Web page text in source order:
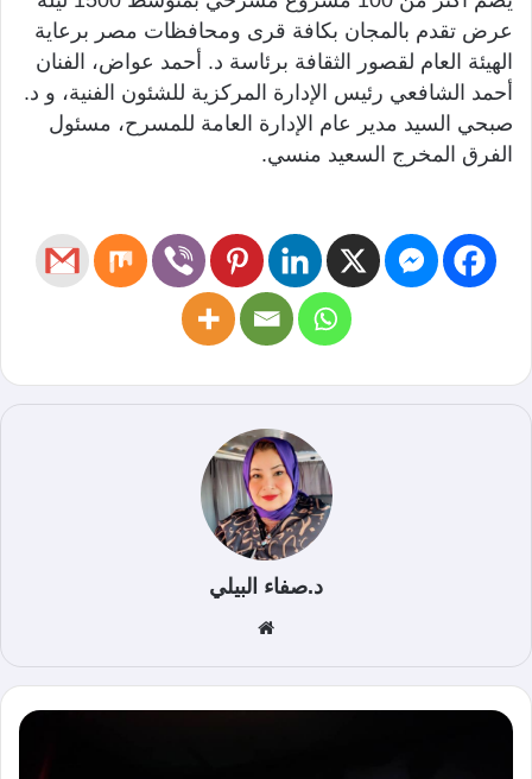
عرض تقدم بالمجان بكافة قرى ومحافظات مصر برعاية
الهيئة العام لقصور الثقافة برئاسة د. أحمد عواض، الفنان
أحمد الشافعي رئيس الإدارة المركزية للشئون الفنية، و د.
صبحي السيد مدير عام الإدارة العامة للمسرح، مسئول
الفرق المخرج السعيد منسي.
د.صفاء البيلي
الوي
ب